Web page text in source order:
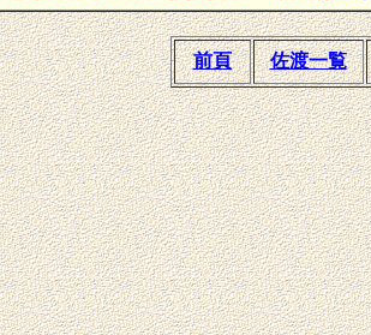
前頁 佐渡一覧